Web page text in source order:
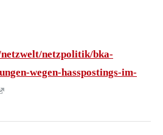
netzpolitik/bka-
wegen-hasspostings-im-